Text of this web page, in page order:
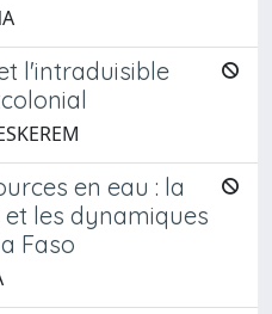
l'intraduisible
en eau : la
les dynamiques
Faso